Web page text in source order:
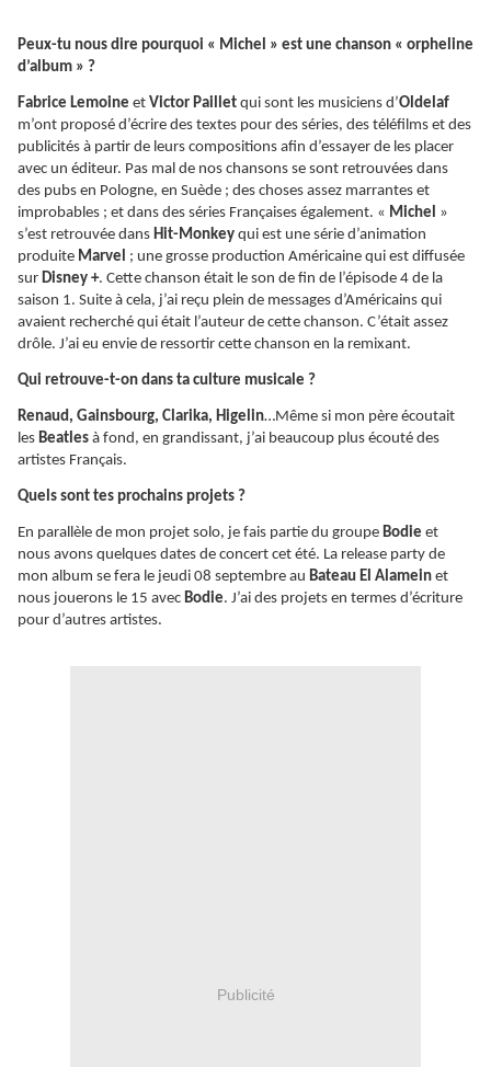
Peux-tu nous dire pourquoi « Michel » est une chanson « orpheline
d’album » ?
Fabrice Lemoine et Victor Paillet qui sont les musiciens d’Oldelaf
m’ont proposé d’écrire des textes pour des séries, des téléfilms et des
publicités à partir de leurs compositions afin d’essayer de les placer
avec un éditeur. Pas mal de nos chansons se sont retrouvées dans
des pubs en Pologne, en Suède ; des choses assez marrantes et
improbables ; et dans des séries Françaises également. « Michel »
s’est retrouvée dans Hit-Monkey qui est une série d’animation
produite Marvel ; une grosse production Américaine qui est diffusée
sur Disney +. Cette chanson était le son de fin de l’épisode 4 de la
saison 1. Suite à cela, j’ai reçu plein de messages d’Américains qui
avaient recherché qui était l’auteur de cette chanson. C’était assez
drôle. J’ai eu envie de ressortir cette chanson en la remixant.
Qui retrouve-t-on dans ta culture musicale ?
Renaud, Gainsbourg, Clarika, Higelin…Même si mon père écoutait
les Beatles à fond, en grandissant, j’ai beaucoup plus écouté des
artistes Français.
Quels sont tes prochains projets ?
En parallèle de mon projet solo, je fais partie du groupe Bodie et
nous avons quelques dates de concert cet été. La release party de
mon album se fera le jeudi 08 septembre au Bateau El Alamein et
nous jouerons le 15 avec Bodie. J’ai des projets en termes d’écriture
pour d’autres artistes.
Publicité